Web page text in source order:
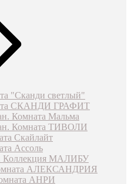
"Сканди светлый"
СКАНДИ ГРАФИТ
Комната Мальма
Комната ТИВОЛИ
Скайлайт
Ассоль
Коллекция МАЛИБУ
АЛЕКСАНДРИЯ
АНРИ